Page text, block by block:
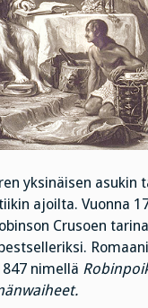
yksinäisen asukin
ajoilta. Vuonna
Crusoen
nimellä